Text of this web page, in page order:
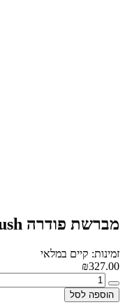
מברשת פודרה powder brush
זמינות: קיים במלאי
₪327.00
הוספה לסל